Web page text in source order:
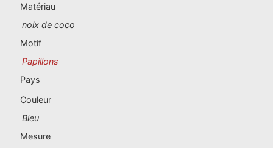
Albacete
Ávila
Badajoz
Matériau
noix de coco
Motif
Papillons
Pays
Couleur
Bleu
Mesure